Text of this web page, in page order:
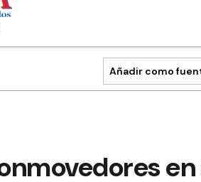
Añadir como
en